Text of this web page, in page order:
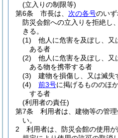
(立入りの制限等)
第6条
市長は、 次の各号のいず
防災会館への立入りを拒絶し
きる。
(1)
他人に危害を及ぼし、
ある者
(2)
他人に危害を及ぼし、
ある物を携帯する者
(3)
建物を損傷し、又は滅失
(4)
前3号に掲げるもののほ
する者
(利用者の責任)
第7条
利用者は、建物等の管
い。
2
利用者は、防災会館の使用